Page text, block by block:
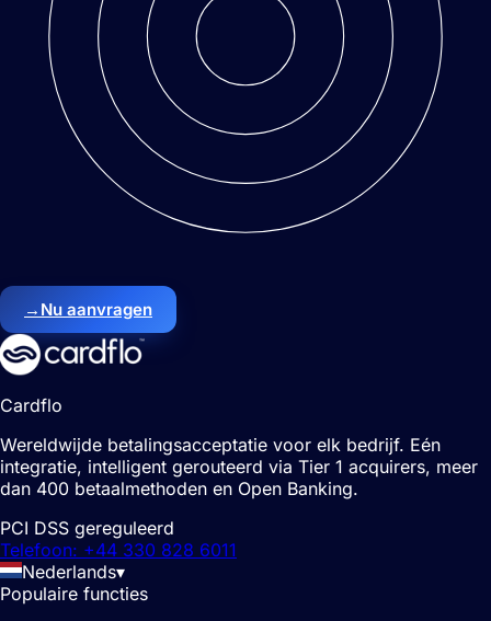
→ Nu aanvragen
Cardflo
Wereldwijde betalingsacceptatie voor elk bedrijf. Eén
integratie, intelligent gerouteerd via Tier 1 acquirers, meer
dan 400 betaalmethoden en Open Banking.
PCI DSS gereguleerd
Telefoon: +44 330 828 6011
Nederlands▾
Populaire functies